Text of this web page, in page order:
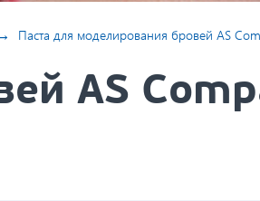
Паста для моделирования бровей AS
AS